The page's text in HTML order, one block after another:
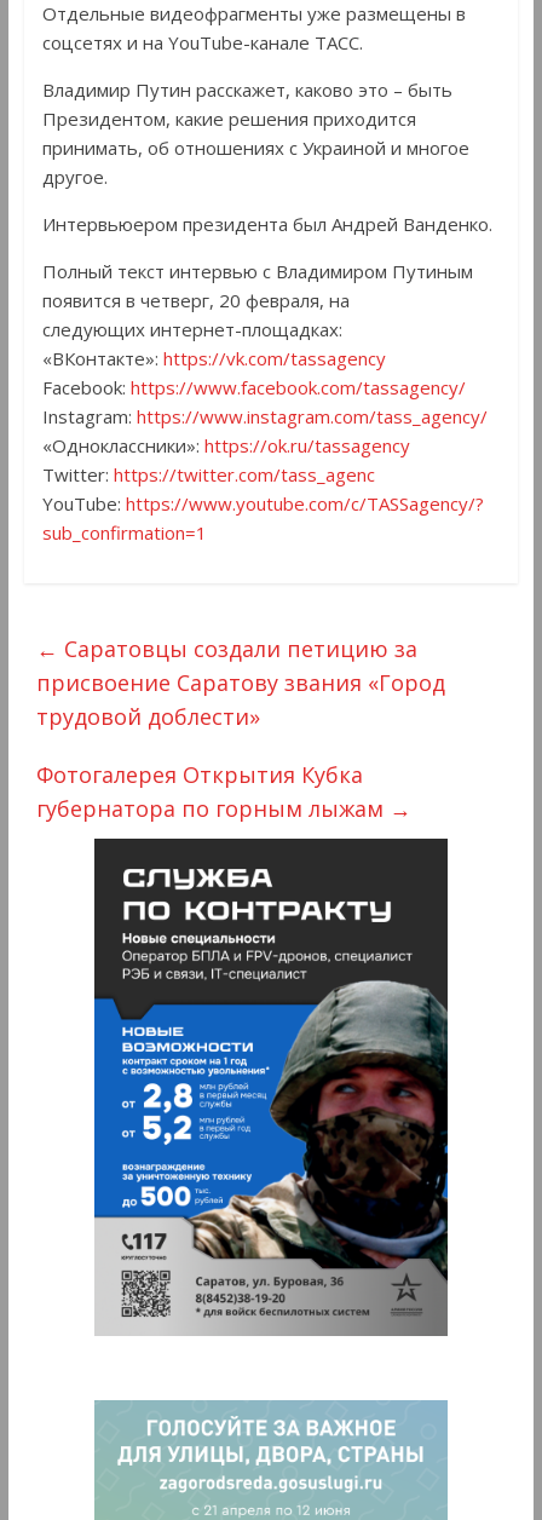
Отдельные видеофрагменты уже размещены в
соцсетях и на YouTube-канале ТАСС.
Владимир Путин расскажет, каково это – быть
Президентом, какие решения приходится
принимать, об отношениях с Украиной и многое
другое.
Интервьюером президента был Андрей Ванденко.
Полный текст интервью с Владимиром Путиным
появится в четверг, 20 февраля, на
следующих интернет-площадках:
«ВКонтакте»: https://vk.com/tassagency
Facebook: https://www.facebook.com/tassagency/
Instagram: https://www.instagram.com/tass_agency/
«Одноклассники»: https://ok.ru/tassagency
Twitter: https://twitter.com/tass_agenc
YouTube: https://www.youtube.com/c/TASSagency/?
sub_confirmation=1
← Саратовцы создали петицию за
присвоение Саратову звания «Город
трудовой доблести»
Фотогалерея Открытия Кубка
губернатора по горным лыжам →